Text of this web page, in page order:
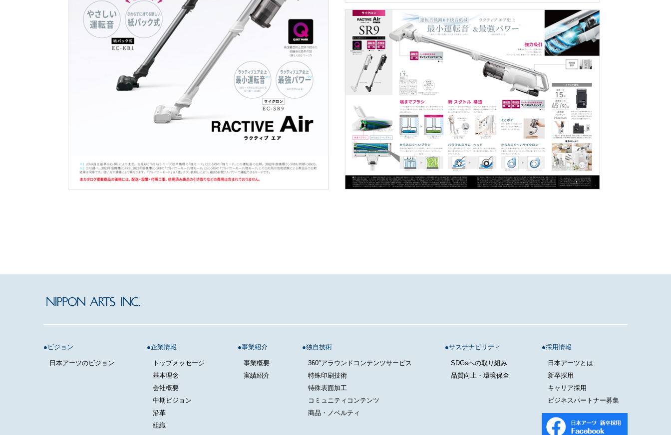
ビジョン
日本アーツのビジョン
企業情報
トップメッセージ
基本理念
会社概要
中期ビジョン
沿革
組織
事業紹介
事業概要
実績紹介
独自技術
360°アラウンドコンテンツサービス
特殊印刷技術
特殊表面加工
コミュニティコンテンツ
商品・ノベルティ
サステナビリティ
SDGsへの取り組み
品質向上・環境保全
採用情報
日本アーツとは
新卒採用
キャリア採用
ビジネスパートナー募集